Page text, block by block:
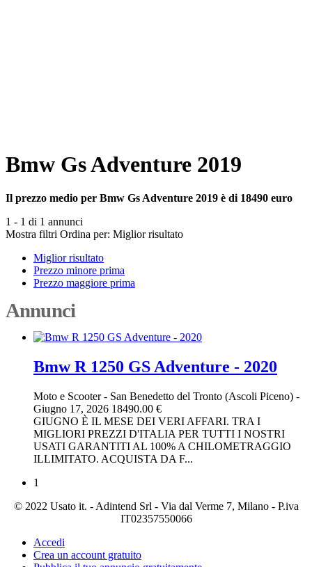
Bmw Gs Adventure 2019
Il prezzo medio per Bmw Gs Adventure 2019 è di 18490 euro
1 - 1 di 1 annunci
Mostra filtri Ordina per: Miglior risultato
Miglior risultato
Prezzo minore prima
Prezzo maggiore prima
Annunci
Bmw R 1250 GS Adventure - 2020
Moto e Scooter- San Benedetto del Tronto (Ascoli Piceno) -
Giugno 17, 2026 18490.00 €
GIUGNO È IL MESE DEI VERI AFFARI. TRA I
MIGLIORI PREZZI D'ITALIA PER TUTTI I NOSTRI
USATI GARANTITI AL 100% A CHILOMETRAGGIO
ILLIMITATO. ACQUISTA DA F...
1
© 2022 Usato it. - Adintend Srl - Via dal Verme 7, Milano - P.iva
IT02357550066
Accedi
Crea un account gratuito